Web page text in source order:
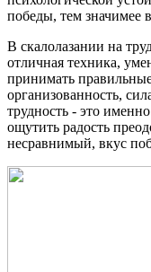
победы, тем значимее
В скалолазании на
отличная техника,
принимать
организованность,
трудность - это
ощутить радость
несравнимый, вкус